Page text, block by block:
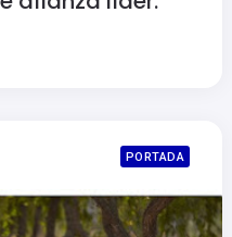
PORTADA